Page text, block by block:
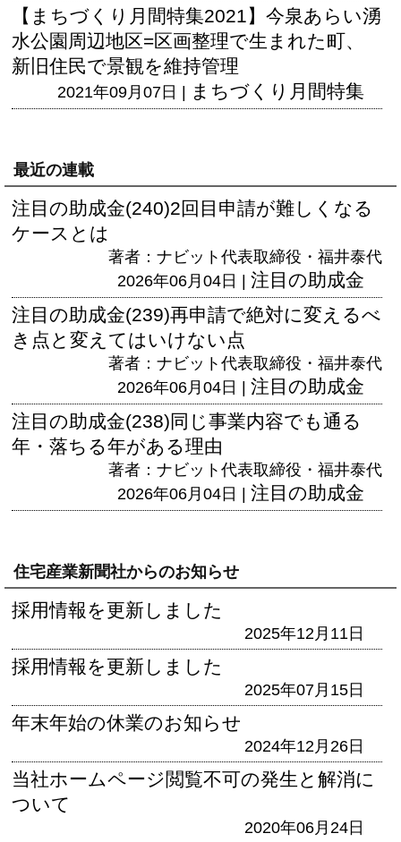
【まちづくり月間特集2021】今泉あらい湧
水公園周辺地区=区画整理で生まれた町、
新旧住民で景観を維持管理
2021年09月07日 | まちづくり月間特集
最近の連載
注目の助成金(240)2回目申請が難しくなる
ケースとは
著者：ナビット代表取締役・福井泰代
2026年06月04日 | 注目の助成金
注目の助成金(239)再申請で絶対に変えるべ
き点と変えてはいけない点
著者：ナビット代表取締役・福井泰代
2026年06月04日 | 注目の助成金
注目の助成金(238)同じ事業内容でも通る
年・落ちる年がある理由
著者：ナビット代表取締役・福井泰代
2026年06月04日 | 注目の助成金
住宅産業新聞社からのお知らせ
採用情報を更新しました
2025年12月11日
採用情報を更新しました
2025年07月15日
年末年始の休業のお知らせ
2024年12月26日
当社ホームページ閲覧不可の発生と解消に
ついて
2020年06月24日